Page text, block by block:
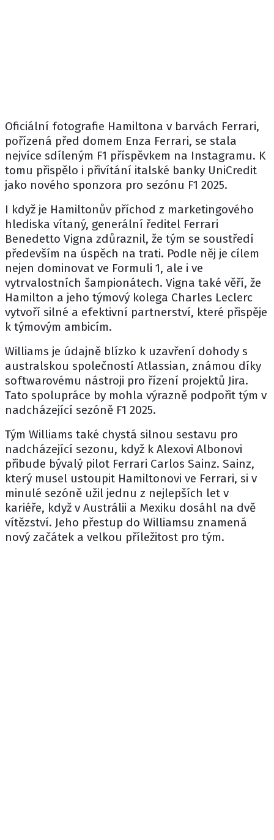
Oficiální fotografie Hamiltona v barvách Ferrari,
pořízená před domem Enza Ferrari, se stala
nejvíce sdíleným F1 příspěvkem na Instagramu. K
tomu přispělo i přivítání italské banky UniCredit
jako nového sponzora pro sezónu F1 2025.
I když je Hamiltonův příchod z marketingového
hlediska vítaný, generální ředitel Ferrari
Benedetto Vigna zdůraznil, že tým se soustředí
především na úspěch na trati. Podle něj je cílem
nejen dominovat ve Formuli 1, ale i ve
vytrvalostních šampionátech. Vigna také věří, že
Hamilton a jeho týmový kolega Charles Leclerc
vytvoří silné a efektivní partnerství, které přispěje
k týmovým ambicím.
Williams je údajně blízko k uzavření dohody s
australskou společností Atlassian, známou díky
softwarovému nástroji pro řízení projektů Jira.
Tato spolupráce by mohla výrazně podpořit tým v
nadcházející sezóně F1 2025.
Tým Williams také chystá silnou sestavu pro
nadcházející sezonu, když k Alexovi Albonovi
přibude bývalý pilot Ferrari Carlos Sainz. Sainz,
který musel ustoupit Hamiltonovi ve Ferrari, si v
minulé sezóně užil jednu z nejlepších let v
kariéře, když v Austrálii a Mexiku dosáhl na dvě
vítězství. Jeho přestup do Williamsu znamená
nový začátek a velkou příležitost pro tým.